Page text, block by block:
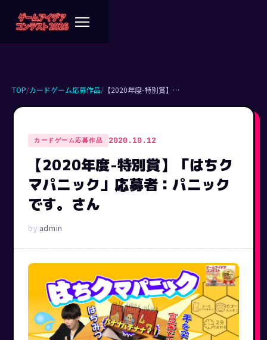
TOP/カードゲーム応募作品/ 【2020年度-特別賞】…
カードゲーム応募作品 2020.10.12
【2020年度-特別賞】「はちク
マパニック」応募者：パニック
です。さん
admin